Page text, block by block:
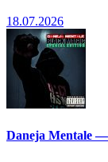
18.07.2026
Daneja Mentale